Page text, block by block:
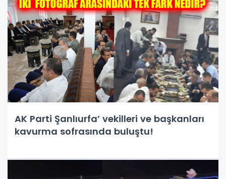
AK Parti Şanlıurfa’ vekilleri ve başkanları
kavurma sofrasında buluştu!